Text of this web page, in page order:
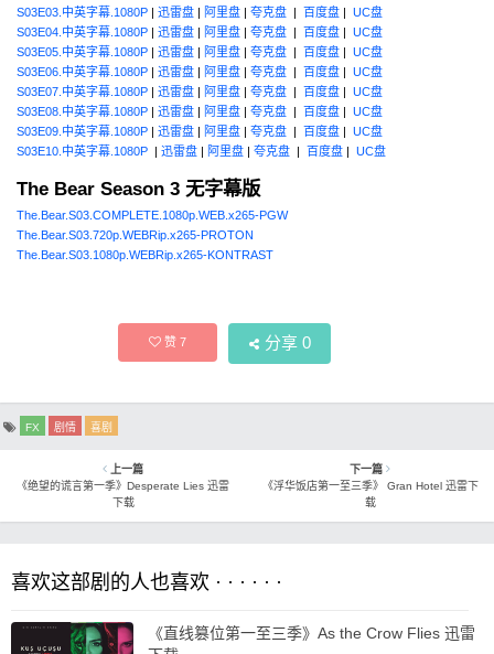
S03E03.中英字幕.1080P | 迅雷盘 | 阿里盘 | 夸克盘 | 百度盘 | UC盘
S03E04.中英字幕.1080P | 迅雷盘 | 阿里盘 | 夸克盘 | 百度盘 | UC盘
S03E05.中英字幕.1080P | 迅雷盘 | 阿里盘 | 夸克盘 | 百度盘 | UC盘
S03E06.中英字幕.1080P | 迅雷盘 | 阿里盘 | 夸克盘 | 百度盘 | UC盘
S03E07.中英字幕.1080P | 迅雷盘 | 阿里盘 | 夸克盘 | 百度盘 | UC盘
S03E08.中英字幕.1080P | 迅雷盘 | 阿里盘 | 夸克盘 | 百度盘 | UC盘
S03E09.中英字幕.1080P | 迅雷盘 | 阿里盘 | 夸克盘 | 百度盘 | UC盘
S03E10.中英字幕.1080P | 迅雷盘 | 阿里盘 | 夸克盘 | 百度盘 | UC盘
The Bear Season 3 无字幕版
The.Bear.S03.COMPLETE.1080p.WEB.x265-PGW
The.Bear.S03.720p.WEBRip.x265-PROTON
The.Bear.S03.1080p.WEBRip.x265-KONTRAST
赞7 分享 0
FX 剧情 喜剧
上一篇
《绝望的谎言第一季》Desperate Lies 迅雷
下载
下一篇
《浮华饭店第一至三季》 Gran Hotel 迅雷下
载
喜欢这部剧的人也喜欢 · · · · · ·
《直线篡位第一至三季》As the Crow Flies 迅雷